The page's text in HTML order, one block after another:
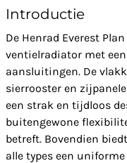
Introductie
De Henrad Everest
ventielradiator met
aansluitingen. De
sierrooster en
een strak en tijdloos
buitengewone
betreft. Bovendien
alle types een